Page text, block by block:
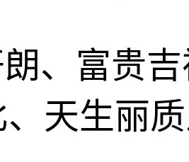
、富贵
天生丽